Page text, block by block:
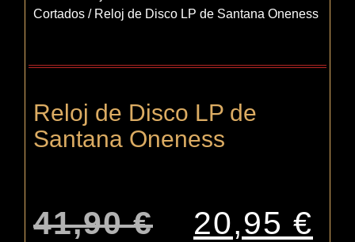
Cortados / Reloj de Disco LP de Santana Oneness
Reloj de Disco LP de
Santana Oneness
41,90€ 20,95 €